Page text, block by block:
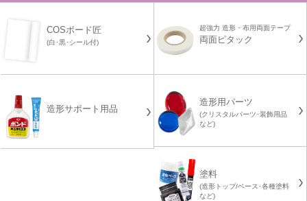
COSボード匠
(白･黒･シール付)
超強力 造形・布用両面テープ
両面ピタック
造形サポート用品
造形用パーツ
(クリスタルパーツ･装飾用品
など)
塗料
(造形トップ/ベース･各種塗料
など)